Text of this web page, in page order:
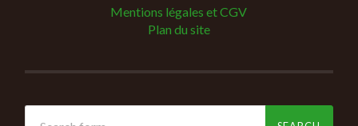
Mentions légales et CGV
Plan du site